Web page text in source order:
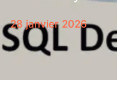
28 janvier 2026